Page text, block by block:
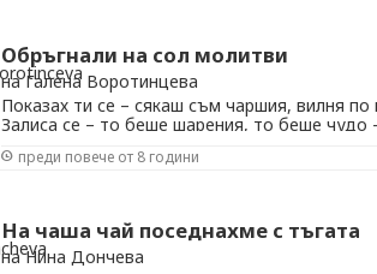
Обръгнали на сол молитви
на Галена Воротинцева
Показах ти се – сякаш съм чаршия, вилня
Залиса се – то беше шарения, то беше чудо
свраче. Ти ходеше и гледаше по мене,
преди повече от 8 години
На чаша чай поседнахме с тъгата
на Нина Дончева